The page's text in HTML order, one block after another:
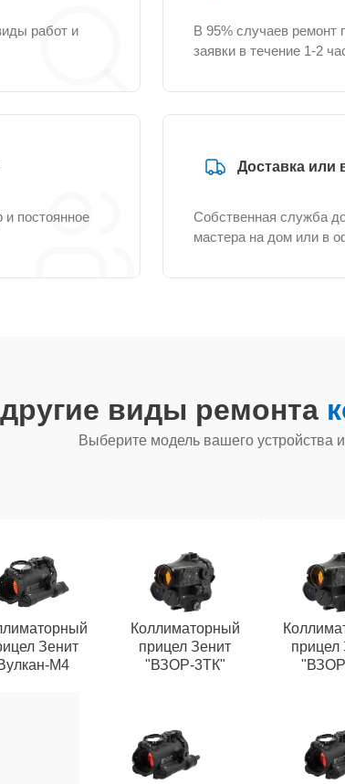
работ и
В 95% случаев ремонт
заявки в течение 1-2
и постоянное
Доставка или
Собственная служба
мастера на дом или в
виды ремонта
Выберите модель вашего устройства
Зенит
М4
Коллиматорный
прицел Зенит
"ВЗОР-3ТК"
прицел